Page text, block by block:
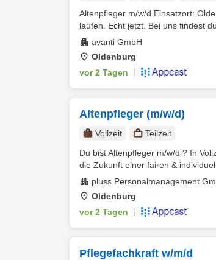
Altenpfleger m/w/d Einsatzort:
laufen. Echt jetzt. Bei uns findest
avanti GmbH
Oldenburg
vor 2 Tagen
Altenpfleger (m/w/d)
Vollzeit
Teilzeit
Du bist Altenpfleger m/w/d ? In
die Zukunft einer fairen &
pluss Personalmanagement
Oldenburg
vor 2 Tagen
Pflegefachkraft w/m/d